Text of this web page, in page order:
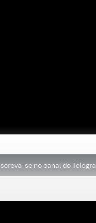
se no canal do